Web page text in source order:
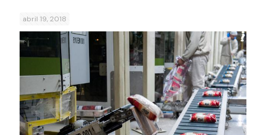
abril 19, 2018